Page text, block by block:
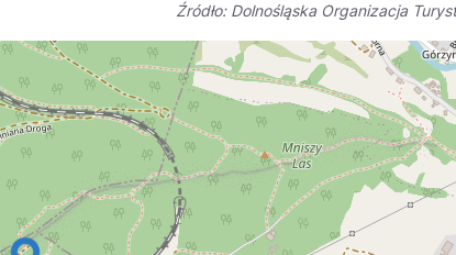
Ambasador miejsca
Uzdrowiska
Szlaki kulinarne
Norsk Suomi
Źródło: Dolnośląska Organizacja